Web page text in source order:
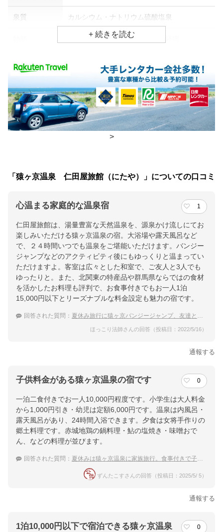
泉質 カルシウム・ナトリウム硫酸塩泉
関節痛、神経痛、リウマチ・神経病
食事場所
朝食 個室、広間
夕食 個室、広間
チェックイン・チェックアウト時間
チェックアウ
10:00
上越線後閑駅・上越新幹線上毛高原駅より猿ヶ京行きバス関所跡
下車200ｍ／関越自動車道月夜野ＩＣよりR17号車２０分
提供：楽天トラベル
楽天トラベルで
ホテル詳細を詳しく見る
>
「猿ヶ京温泉 仁田屋旅館（にたや）」についての口コミ
心温まる家庭的な温泉宿 1
仁田屋旅館は、湯量豊富な天然温泉を、源泉かけ流しにてお
楽しみいただける猿ヶ京温泉の宿。大浴場や露天風呂など
で、２４時間いつでも温泉をご堪能いただけます。バンジー
ジャンプなどのアクティビティ後にもゆっくりと温まってい
ただけますよ。客室は広々とした和室で、ご友人と3人でも
ゆったりと。また、北関東の特産品や群馬県ならではの食材
を活かしたお料理も評判で、お食事付きでもお一人1泊
15,000円以下とリーズナブルな料金設定も魅力の宿です。
回答された質問： 夏休み旅行に猿ヶ京バンジージャンプ、友達と泊まるのにおすすめの温泉宿は？
ほっこり法師さんの回答（投稿日：2022/5/16）
通報する
子供料金がある猿ヶ京温泉の宿です 0
一泊二食付きでお一人10,000円程度です。小学生は大人料金
から1,000円引き・幼児は定額6,000円です。温泉は内風呂・
露天風呂があり、24時間入浴できます。夕食は女将手作りの
郷土料理です。赤城地鶏の鍋料理・鮎の塩焼き・味噌おで
ん、などの料理が並びます。
回答された質問： 夏休みは猿ヶ京温泉に家族旅行。食事付きで子連れに優しい宿は？
ずんたこすさんの回答（投稿日：2025/5/ 5）
通報する
1泊10,000円以下で宿泊できる猿ヶ京温泉
0